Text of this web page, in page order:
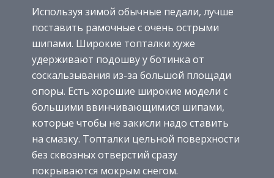
Используя зимой обычные педали, лучше
поставить рамочные с очень острыми
шипами. Широкие топталки хуже
удерживают подошву у ботинка от
соскальзывания из-за большой площади
опоры. Есть хорошие широкие модели с
большими ввинчивающимися шипами,
которые чтобы не закисли надо ставить
на смазку. Топталки цельной поверхности
без сквозных отверстий сразу
покрываются мокрым снегом.